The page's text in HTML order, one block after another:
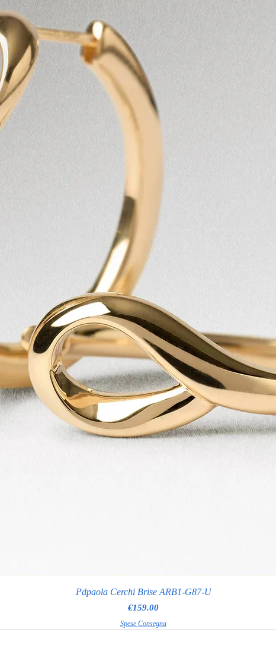
Pdpaola Cerchi Brise ARB1-G87-U
Price
€159.00
Spese Consegna